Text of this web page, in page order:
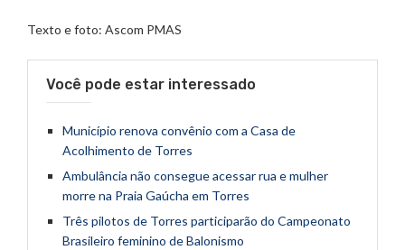
Texto e foto: Ascom PMAS
Você pode estar interessado
Município renova convênio com a Casa de
Acolhimento de Torres
Ambulância não consegue acessar rua e mulher
morre na Praia Gaúcha em Torres
Três pilotos de Torres participarão do Campeonato
Brasileiro feminino de Balonismo